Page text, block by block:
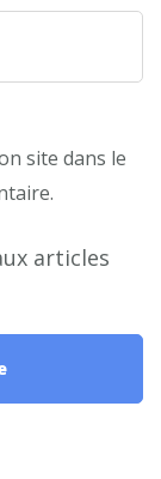
site dans le
articles